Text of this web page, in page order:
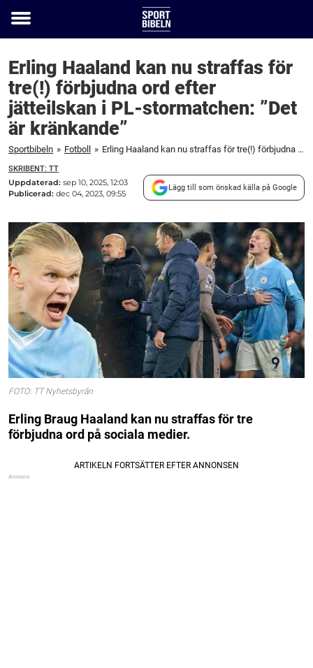
Toggle
Erling Haaland kan nu straffas för
tre(!) förbjudna ord efter
jätteilskan i PL-stormatchen: ”Det
är kränkande”
Sportbibeln » Fotboll » Erling Haaland kan nu straffas för tre(!) förbjudna ord efter jätteilskan i PL-stormatchen: "Det är kränkande"
SKRIBENT: TT
Uppdaterad: sep 10, 2025, 12:03
Publicerad: dec 04, 2023, 09:55
Lägg till som önskad källa på Google
FOTO: TT Nyhetsbyrån
Erling Braug Haaland kan nu straffas för tre
förbjudna ord på sociala medier.